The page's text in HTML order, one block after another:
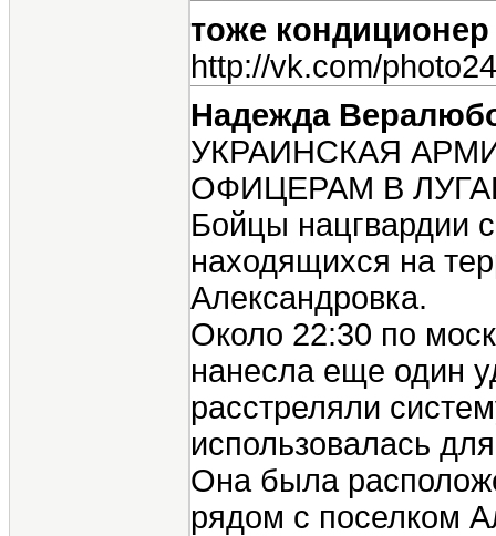
тоже
http://vk.com/
Надежда
УКРАИНСКАЯ
ОФИЦЕРАМ В
Бойцы нацгвардии
находящихся на
Александровка.
Около 22:30 по
нанесла еще один
расстреляли
использовалась
Она была
рядом с поселком